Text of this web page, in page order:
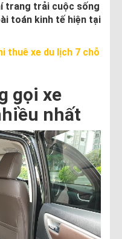
trang trải cuộc sống
toán kinh tế hiện tại
thuê xe du lịch 7 chỗ
gọi xe
nhất